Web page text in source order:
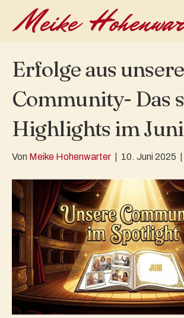
Erfolge aus
Community- Das
Highlights im Juni
Von Meike Hohenwarter 10. Juni 2025